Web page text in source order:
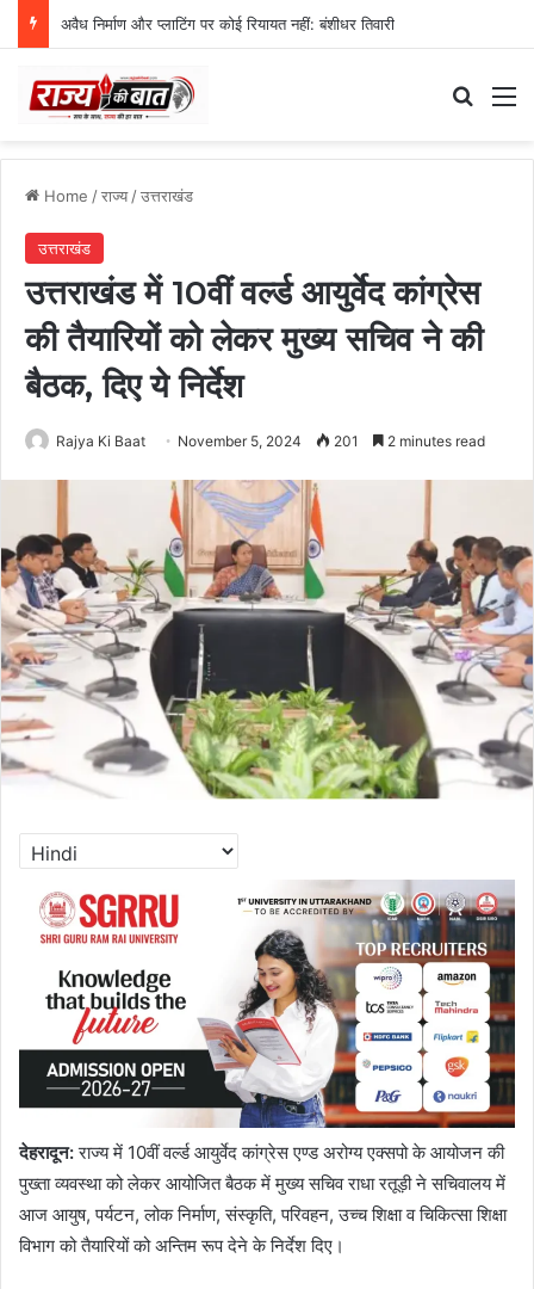
अवैध निर्माण और प्लाटिंग पर कोई रियायत नहीं: बंशीधर तिवारी
Home /राज्य/उत्तराखंड
उत्तराखंड
उत्तराखंड में 10वीं वर्ल्ड आयुर्वेद कांग्रेस
की तैयारियों को लेकर मुख्य सचिव ने की
बैठक, दिए ये निर्देश
Rajya Ki Baat November 5, 2024 201 2 minutes read
देहरादून:राज्य में 10वीं वर्ल्ड आयुर्वेद कांग्रेस एण्ड अरोग्य एक्सपो के आयोजन की
पुख्ता व्यवस्था को लेकर आयोजित बैठक में मुख्य सचिव राधा रतूड़ी ने सचिवालय में
आज आयुष, पर्यटन, लोक निर्माण, संस्कृति, परिवहन, उच्च शिक्षा व चिकित्सा शिक्षा
विभाग को तैयारियों को अन्तिम रूप देने के निर्देश दिए।